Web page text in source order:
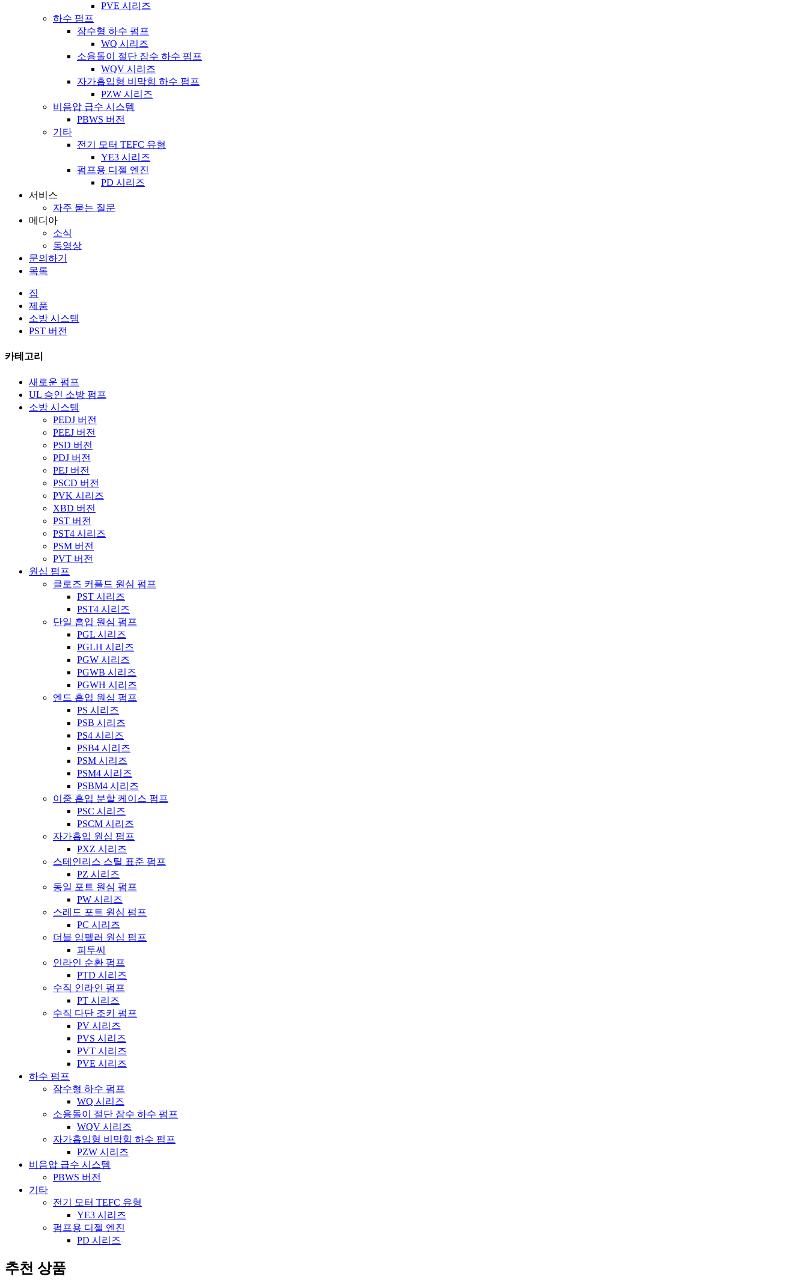
PVE 시리즈
하수 펌프
잠수형 하수 펌프
WQ 시리즈
소용돌이 절단 잠수 하수 펌프
WQV 시리즈
자가흡입형 비막힘 하수 펌프
PZW 시리즈
비음압 급수 시스템
PBWS 버전
기타
전기 모터 TEFC 유형
YE3 시리즈
펌프용 디젤 엔진
PD 시리즈
서비스
자주 묻는 질문
메디아
소식
동영상
문의하기
목록
집
제품
소방 시스템
PST 버전
카테고리
새로운 펌프
UL 승인 소방 펌프
소방 시스템
PEDJ 버전
PEEJ 버전
PSD 버전
PDJ 버전
PEJ 버전
PSCD 버전
PVK 시리즈
XBD 버전
PST 버전
PST4 시리즈
PSM 버전
PVT 버전
원심 펌프
클로즈 커플드 원심 펌프
PST 시리즈
PST4 시리즈
단일 흡입 원심 펌프
PGL 시리즈
PGLH 시리즈
PGW 시리즈
PGWB 시리즈
PGWH 시리즈
엔드 흡입 원심 펌프
PS 시리즈
PSB 시리즈
PS4 시리즈
PSB4 시리즈
PSM 시리즈
PSM4 시리즈
PSBM4 시리즈
이중 흡입 분할 케이스 펌프
PSC 시리즈
PSCM 시리즈
자가흡입 원심 펌프
PXZ 시리즈
스테인리스 스틸 표준 펌프
PZ 시리즈
동일 포트 원심 펌프
PW 시리즈
스레드 포트 원심 펌프
PC 시리즈
더블 임펠러 원심 펌프
피투씨
인라인 순환 펌프
PTD 시리즈
수직 인라인 펌프
PT 시리즈
수직 다단 조키 펌프
PV 시리즈
PVS 시리즈
PVT 시리즈
PVE 시리즈
하수 펌프
잠수형 하수 펌프
WQ 시리즈
소용돌이 절단 잠수 하수 펌프
WQV 시리즈
자가흡입형 비막힘 하수 펌프
PZW 시리즈
비음압 급수 시스템
PBWS 버전
기타
전기 모터 TEFC 유형
YE3 시리즈
펌프용 디젤 엔진
PD 시리즈
추천 상품